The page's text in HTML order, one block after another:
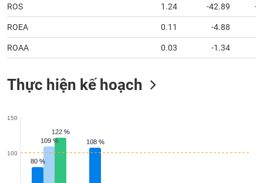
ROS 1.24 -42.89 -
ROEA 0.11 -4.88
ROAA 0.03 -1.34
Thực hiện kế hoạch
80 %
80 %
108 %
108 %
109 %
109 %
122 %
122 %
100
150